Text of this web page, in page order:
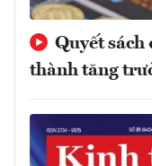
Quyết sách
thành tăng